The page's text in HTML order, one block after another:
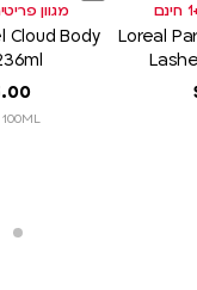
מגוון פריטים 1+3
Cloud Body
.00
100ML
Loreal